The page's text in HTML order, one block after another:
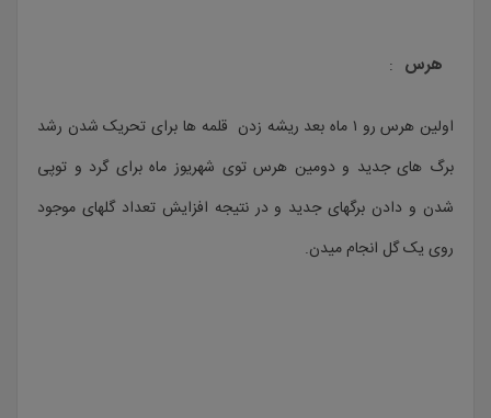
هرس :
اولین هرس رو ۱ ماه بعد ریشه زدن قلمه ها برای تحریک شدن رشد
برگ های جدید و دومین هرس توی شهریوز ماه برای گرد و توپی
شدن و دادن برگهای جدید و در نتیجه افزایش تعداد گلهای موجود
روی یک گل انجام میدن.